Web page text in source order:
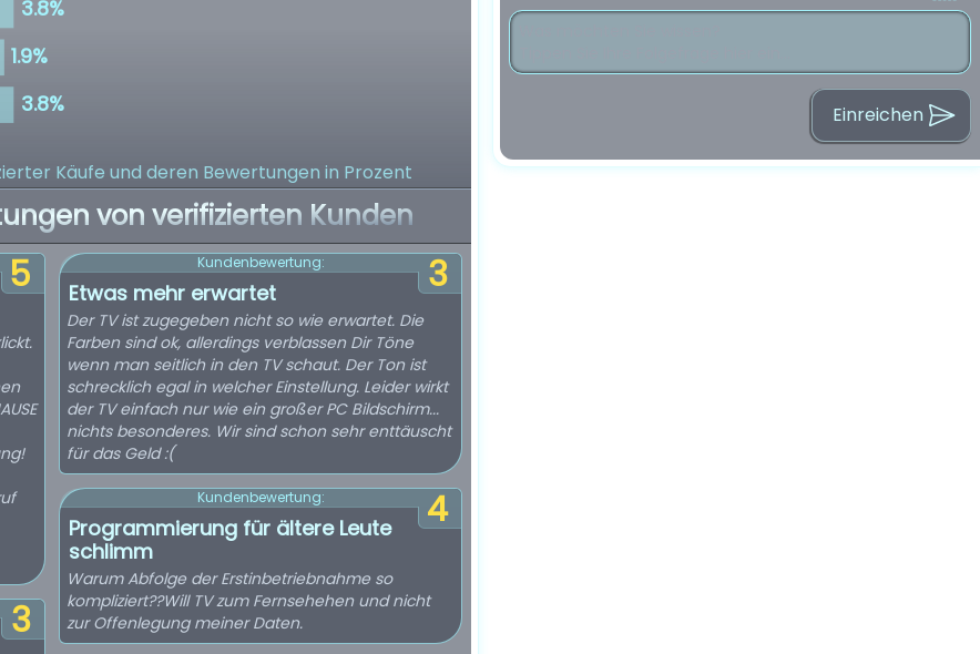
Käufe und deren Bewertungen in Prozent
von verifizierten Kunden
5
3
3
Kundenbewertung:
Etwas mehr erwartet
Der TV ist zugegeben nicht so wie erwartet. Die
Farben sind ok, allerdings verblassen Dir Töne
wenn man seitlich in den TV schaut. Der Ton ist
schrecklich egal in welcher Einstellung. Leider wirkt
der TV einfach nur wie ein großer PC Bildschirm...
nichts besonderes. Wir sind schon sehr enttäuscht
für das Geld :(
4
Kundenbewertung:
Programmierung für ältere Leute
schlimm
Warum Abfolge der Erstinbetriebnahme so
kompliziert??Will TV zum Fernsehehen und nicht
zur Offenlegung meiner Daten.
Einreichen